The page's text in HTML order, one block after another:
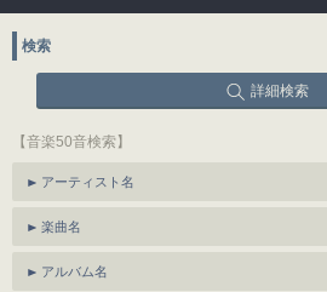
検索
詳細検索
【音楽50音検索】
アーティスト名
楽曲名
アルバム名